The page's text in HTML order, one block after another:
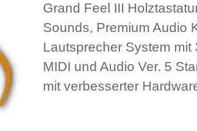
Grand Feel III
Sounds, Premium Audio
Lautsprecher System
MIDI und Audio Ver. 5
mit verbesserter